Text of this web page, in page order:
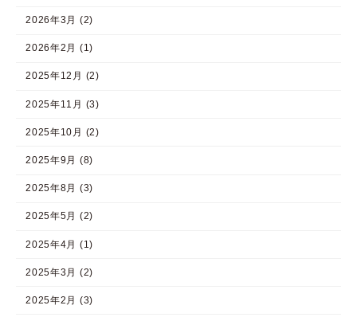
2026年3月 (2)
2026年2月 (1)
2025年12月 (2)
2025年11月 (3)
2025年10月 (2)
2025年9月 (8)
2025年8月 (3)
2025年5月 (2)
2025年4月 (1)
2025年3月 (2)
2025年2月 (3)